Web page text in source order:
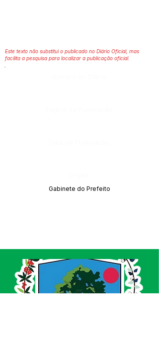
Este texto não substitui o publicado no Diário Oficial, mas
facilita a pesquisa para localizar a publicação oficial.
Gabinete do Prefeito